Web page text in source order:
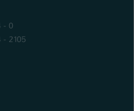
- 0
- 2105